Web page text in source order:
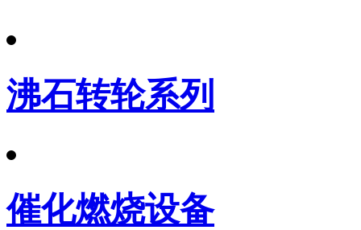
沸石转轮系列
催化燃烧设备